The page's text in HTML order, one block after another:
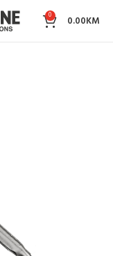
0 0.00KM